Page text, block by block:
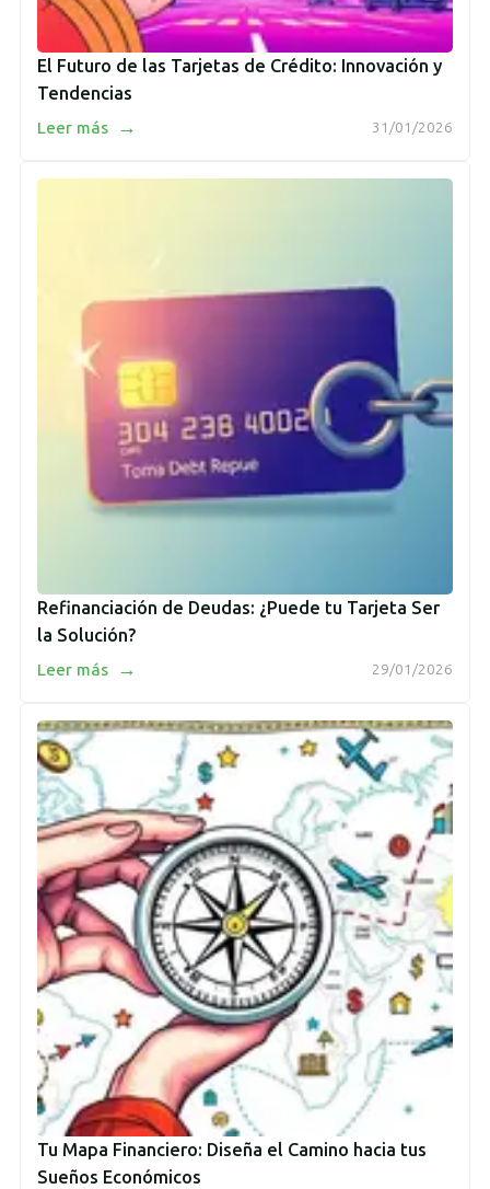
El Futuro de las Tarjetas de Crédito: Innovación y
Tendencias
31/01/2026
Leer más →
Refinanciación de Deudas: ¿Puede tu Tarjeta Ser
la Solución?
29/01/2026
Leer más →
Tu Mapa Financiero: Diseña el Camino hacia tus
Sueños Económicos